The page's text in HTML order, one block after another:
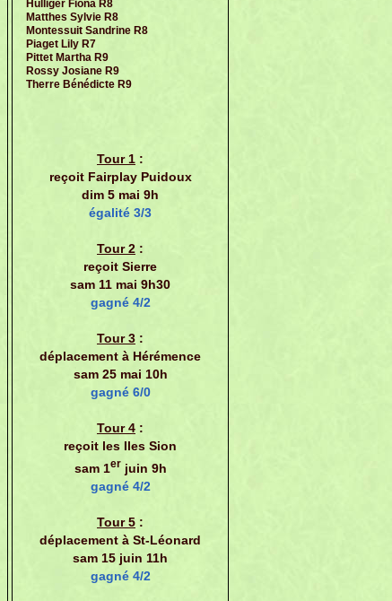
Hulliger Fiona R8
Matthes Sylvie R8
Montessuit Sandrine R8
Piaget Lily R7
Pittet Martha R9
Rossy Josiane R9
Therre Bénédicte R9
Tour 1 :
reçoit Fairplay Puidoux
dim 5 mai 9h
égalité 3/3
Tour 2 :
reçoit Sierre
sam 11 mai 9h30
gagné 4/2
Tour 3 :
déplacement à Hérémence
sam 25 mai 10h
gagné 6/0
Tour 4 :
reçoit les Iles Sion
sam 1er juin 9h
gagné 4/2
Tour 5 :
déplacement à St-Léonard
sam 15 juin 11h
gagné 4/2